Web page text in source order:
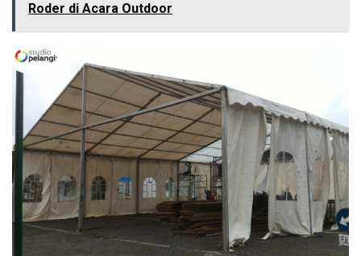
Roder di Acara Outdoor